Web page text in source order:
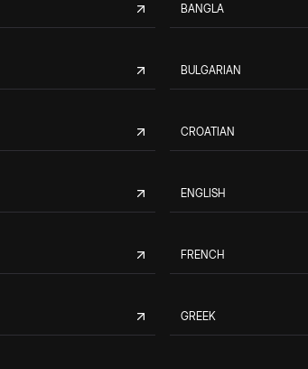
BANGLA
BULGARIAN
CROATIAN
ENGLISH
FRENCH
GREEK